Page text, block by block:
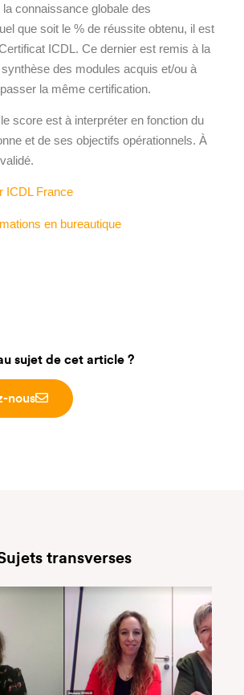
connaissance globale des
que soit le % de réussite obtenu, il est
ICDL. Ce dernier est remis à la
des modules acquis et/ou à
la même certification.
score est à interpréter en fonction du
et de ses objectifs opérationnels. À
ICDL France
en bureautique
sujet de cet article ?
nous
transverses